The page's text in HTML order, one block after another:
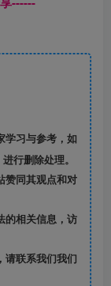
学习与参考，如
进行删除处理。
赞同其观点和对
的相关信息，访
请联系我们我们